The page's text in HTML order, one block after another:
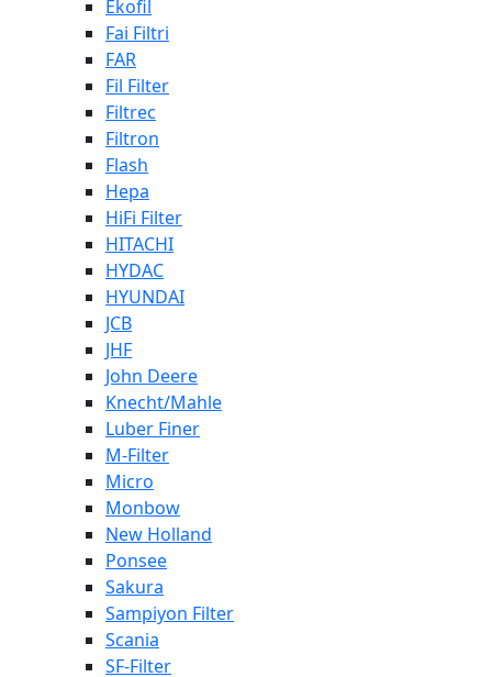
Ekofil
Fai Filtri
FAR
Fil Filter
Filtrec
Filtron
Flash
Hepa
HiFi Filter
HITACHI
HYDAC
HYUNDAI
JCB
JHF
John Deere
Knecht/Mahle
Luber Finer
M-Filter
Micro
Monbow
New Holland
Ponsee
Sakura
Sampiyon Filter
Scania
SF-Filter